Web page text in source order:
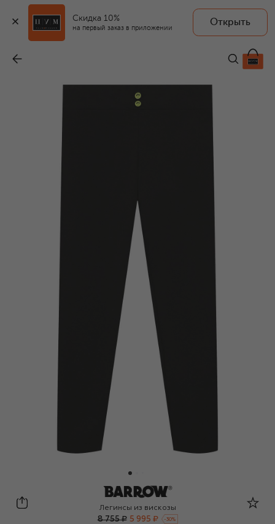
Скидка 10%
на первый заказ в приложении
Открыть
5 995 ₽
Barrow
Легинсы из вискозы
8 755 ₽ 5 995 ₽ -30%